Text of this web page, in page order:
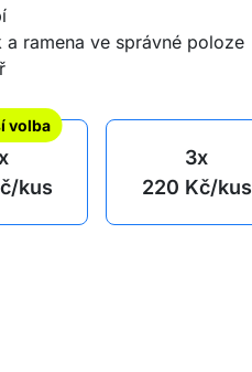
ramena ve správné poloze
volba
/kus
3x
220 Kč/kus